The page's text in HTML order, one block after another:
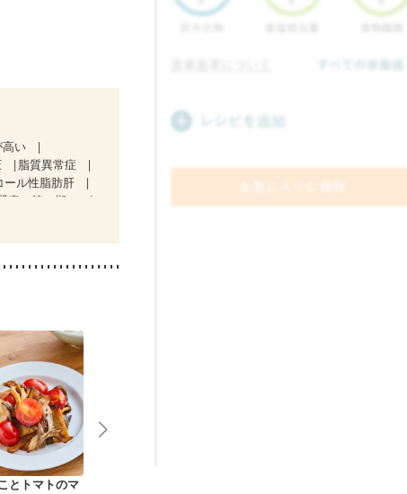
高い
脂質異常症
ール性脂肪肝
症（第２期）
とトマトのマ